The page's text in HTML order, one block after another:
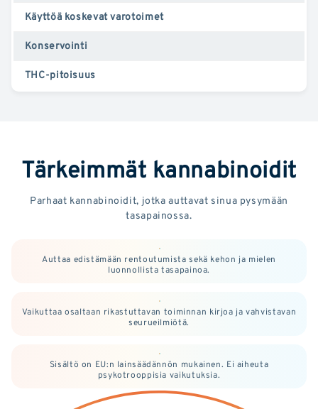
Käyttöä koskevat varotoimet
Konservointi
THC-pitoisuus
Tärkeimmät kannabinoidit
Parhaat kannabinoidit, jotka auttavat sinua pysymään
tasapainossa.
Auttaa edistämään rentoutumista sekä kehon ja mielen
luonnollista tasapainoa.
Vaikuttaa osaltaan rikastuttavan toiminnan kirjoa ja vahvistavan
seurueilmiötä.
Sisältö on EU:n lainsäädännön mukainen. Ei aiheuta
psykotrooppisia vaikutuksia.